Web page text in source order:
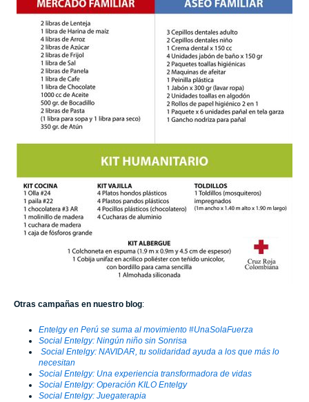
Otras campañas en nuestro blog:
Entelgy en Perú se suma al movimiento #UnaSolaFuerza
Social Entelgy: Ningún niño sin Sonrisa
Social Entelgy: NAVIDAR, tu solidaridad ayuda a los que más lo
necesitan
Social Entelgy: Una experiencia transformadora de vidas
Social Entelgy: Operación KILO Entelgy
Social Entelgy: Juegaterapia